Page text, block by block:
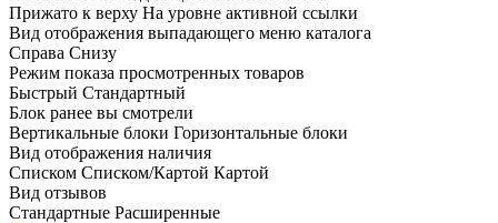
Прижато к верху На уровне активной ссылки
Вид отображения выпадающего меню каталога
Справа Снизу
Режим показа просмотренных товаров
Быстрый Стандартный
Блок ранее вы смотрели
Вертикальные блоки Горизонтальные блоки
Вид отображения наличия
Списком Списком/Картой Картой
Вид отзывов
Стандартные Расширенные